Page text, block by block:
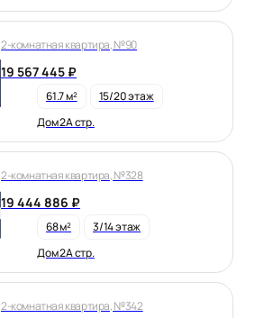
2-комнатная квартира, №90
19 567 445 ₽
61.7 м²
15/20 этаж
Дом 2А стр.
2-комнатная квартира, №328
19 444 886 ₽
68 м²
3/14 этаж
Дом 2А стр.
2-комнатная квартира, №342